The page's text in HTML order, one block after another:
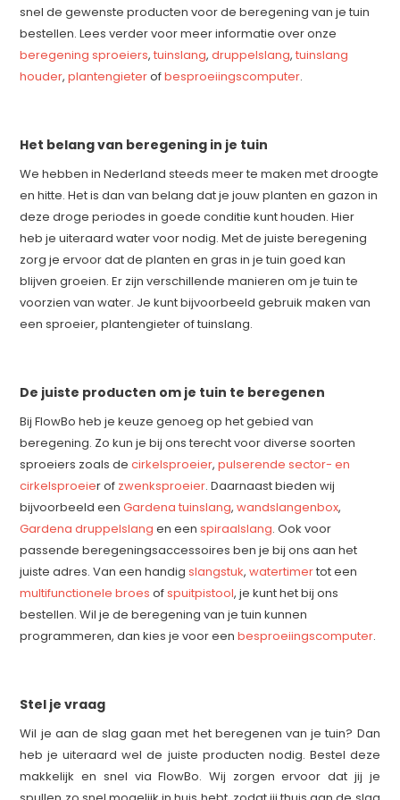
snel de gewenste producten voor de beregening van je tuin
bestellen. Lees verder voor meer informatie over onze
beregening sproeiers,tuinslang,druppelslang,tuinslang
houder,plantengieterofbesproeiingscomputer.
Het belang van beregening in je tuin
We hebben in Nederland steeds meer te maken met droogte
en hitte. Het is dan van belang dat je jouw planten en gazon in
deze droge periodes in goede conditie kunt houden. Hier
heb je uiteraard water voor nodig. Met de juiste beregening
zorg je ervoor dat de planten en gras in je tuin goed kan
blijven groeien. Er zijn verschillende manieren om je tuin te
voorzien van water. Je kunt bijvoorbeeld gebruik maken van
een sproeier, plantengieter of tuinslang.
De juiste producten om je tuin te beregenen
Bij FlowBo heb je keuze genoeg op het gebied van
beregening. Zo kun je bij ons terecht voor diverse soorten
sproeiers zoals decirkelsproeier,pulserende sector- en
cirkelsproeier of zwenksproeier. Daarnaast bieden wij
bijvoorbeeld eenGardena tuinslang,wandslangenbox,
Gardena druppelslang en eenspiraalslang. Ook voor
passende beregeningsaccessoires ben je bij ons aan het
juiste adres. Van een handigslangstuk,watertimertot een
multifunctionele broes ofspuitpistool, je kunt het bij ons
bestellen. Wil je de beregening van je tuin kunnen
programmeren, dan kies je voor eenbesproeiingscomputer.
Stel je vraag
Wil je aan de slag gaan met het beregenen van je tuin? Dan
heb je uiteraard wel de juiste producten nodig. Bestel deze
makkelijk en snel via FlowBo. Wij zorgen ervoor dat jij je